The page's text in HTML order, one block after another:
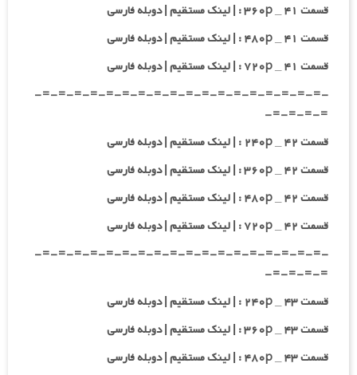
قسمت ۴۱ _ ۳۶۰p : | لینک مستقیم | دوبله فارسی
قسمت ۴۱ _ ۴۸۰p : | لینک مستقیم | دوبله فارسی
قسمت ۴۱ _ ۷۲۰p : | لینک مستقیم | دوبله فارسی
-=-=-=-=-=-=-=-=-=-=-=-=-=-=-=-=-=-=-
=-=-=-=-
قسمت ۴۲ _ ۲۴۰p : | لینک مستقیم | دوبله فارسی
قسمت ۴۲ _ ۳۶۰p : | لینک مستقیم | دوبله فارسی
قسمت ۴۲ _ ۴۸۰p : | لینک مستقیم | دوبله فارسی
قسمت ۴۲ _ ۷۲۰p : | لینک مستقیم | دوبله فارسی
-=-=-=-=-=-=-=-=-=-=-=-=-=-=-=-=-=-=-
=-=-=-=-
قسمت ۴۳ _ ۲۴۰p : | لینک مستقیم | دوبله فارسی
قسمت ۴۳ _ ۳۶۰p : | لینک مستقیم | دوبله فارسی
قسمت ۴۳ _ ۴۸۰p : | لینک مستقیم | دوبله فارسی